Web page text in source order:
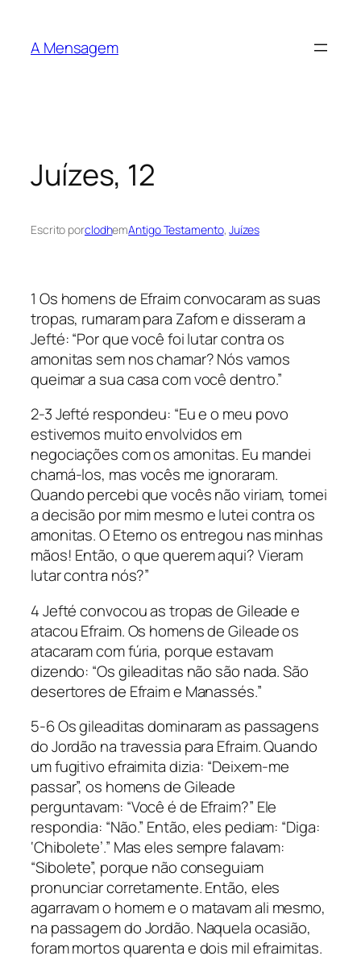
A Mensagem
Juízes, 12
Escrito porclodhemAntigo Testamento, Juízes
1 Os homens de Efraim convocaram as suas
tropas, rumaram para Zafom e disseram a
Jefté: “Por que você foi lutar contra os
amonitas sem nos chamar? Nós vamos
queimar a sua casa com você dentro.”
2-3 Jefté respondeu: “Eu e o meu povo
estivemos muito envolvidos em
negociações com os amonitas. Eu mandei
chamá-los, mas vocês me ignoraram.
Quando percebi que vocês não viriam, tomei
a decisão por mim mesmo e lutei contra os
amonitas. O Eterno os entregou nas minhas
mãos! Então, o que querem aqui? Vieram
lutar contra nós?”
4 Jefté convocou as tropas de Gileade e
atacou Efraim. Os homens de Gileade os
atacaram com fúria, porque estavam
dizendo: “Os gileaditas não são nada. São
desertores de Efraim e Manassés.”
5-6 Os gileaditas dominaram as passagens
do Jordão na travessia para Efraim. Quando
um fugitivo efraimita dizia: “Deixem-me
passar”, os homens de Gileade
perguntavam: “Você é de Efraim?” Ele
respondia: “Não.” Então, eles pediam: “Diga:
‘Chibolete’.” Mas eles sempre falavam:
“Sibolete”, porque não conseguiam
pronunciar corretamente. Então, eles
agarravam o homem e o matavam ali mesmo,
na passagem do Jordão. Naquela ocasião,
foram mortos quarenta e dois mil efraimitas.